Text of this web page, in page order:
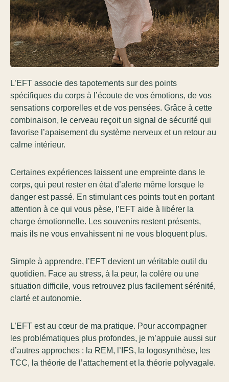
L’EFT associe des tapotements sur des points
spécifiques du corps à l’écoute de vos émotions, de vos
sensations corporelles et de vos pensées. Grâce à cette
combinaison, le cerveau reçoit un signal de sécurité qui
favorise l’apaisement du système nerveux et un retour au
calme intérieur.
Certaines expériences laissent une empreinte dans le
corps, qui peut rester en état d’alerte même lorsque le
danger est passé. En stimulant ces points tout en portant
attention à ce qui vous pèse, l’EFT aide à libérer la
charge émotionnelle. Les souvenirs restent présents,
mais ils ne vous envahissent ni ne vous bloquent plus.
Simple à apprendre, l’EFT devient un véritable outil du
quotidien. Face au stress, à la peur, la colère ou une
situation difficile, vous retrouvez plus facilement sérénité,
clarté et autonomie.
L’EFT est au cœur de ma pratique. Pour accompagner
les problématiques plus profondes, je m’appuie aussi sur
d’autres approches : la REM, l’IFS, la logosynthèse, les
TCC, la théorie de l’attachement et la théorie polyvagale.